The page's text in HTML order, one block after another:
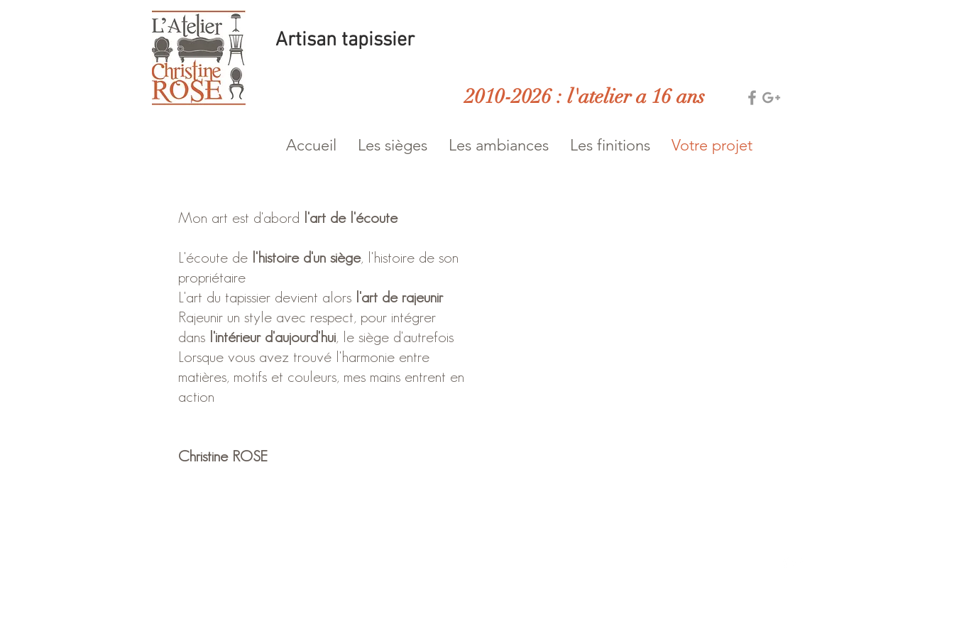
Artisan tapissier
2010-2026 : l'atelier a 16 ans
Accueil Les sièges Les ambiances Les finitions Votre projet
Mon art est d'abord l'art de l'écoute
L'écoute de l'histoire d'un siège, l'histoire de son
propriétaire
L'art du tapissier devient alors l'art de rajeunir
Rajeunir un style avec respect, pour intégrer
dans l'intérieur d'aujourd'hui, le siège d'autrefois
Lorsque vous avez trouvé l'harmonie entre
matières, motifs et couleurs, mes mains entrent en
action
Christine ROSE